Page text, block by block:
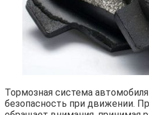
Тормозная система
безопасность при движении.